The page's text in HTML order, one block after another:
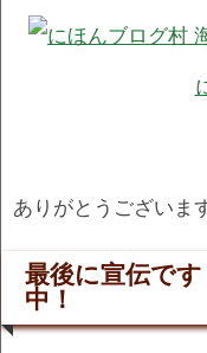
ありがとうございま
最後に宣伝で
中！